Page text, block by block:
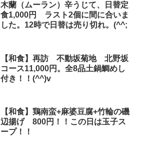
木蘭（ムーラン）辛うじて、日替定
食1,000円 ラスト2個に間に合いま
した。12時で日替は売り切れ。(^^;
【和食】再訪 不動坂菊地 北野坂
コース11,000円。全8品土鍋鯛めし
付き！！(^^)v
【和食】鶏南蛮+麻婆豆腐+竹輪の磯
辺揚げ 800円！！この日は玉子ス
ープ！！